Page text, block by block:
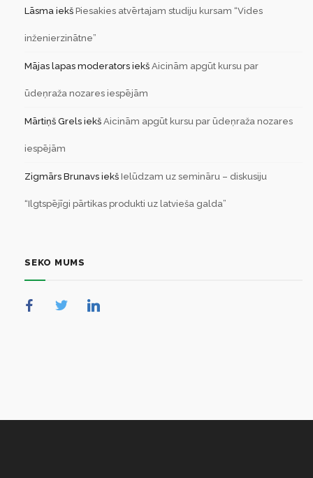
Lāsma iekš Piesakies atvērtajam studiju kursam “Vides
inženierzinātne”
Mājas lapas moderators iekš Aicinām apgūt kursu par
ūdeņraža nozares iespējām
Mārtiņš Grels iekš Aicinām apgūt kursu par ūdeņraža nozares
iespējām
Zigmārs Brunavs iekš Ielūdzam uz semināru – diskusiju
“Ilgtspējīgi pārtikas produkti uz latvieša galda”
SEKO MUMS